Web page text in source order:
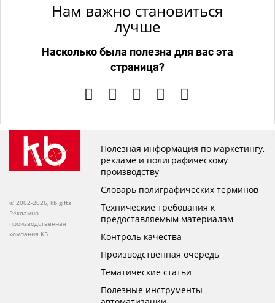
Нам важно становиться
лучше
Насколько была полезна для вас эта
страница?
© 2002-2026, kb.gifts
Рекламно-
производственная
компания КБ
Полезная информация по маркетингу,
рекламе и полиграфическому
производству
Словарь полиграфических терминов
Технические требования к
предоставляемым материалам
Контроль качества
Производственная очередь
Тематические статьи
Полезные инструменты